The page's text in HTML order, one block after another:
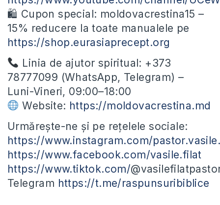
🛍 Cupon special: moldovacrestina15 –
15% reducere la toate manualele pe
https://shop.eurasiaprecept.org
Linia de ajutor spiritual: +373
78777099 (WhatsApp, Telegram) –
Luni-Vineri, 09:00–18:00
Website: https://moldovacrestina.md
Urmărește-ne și pe rețelele sociale:
https://www.instagram.com/
https://www.facebook.com/vasile.filat
https://www.tiktok.com/
Telegram https://t.me/raspunsuribiblice